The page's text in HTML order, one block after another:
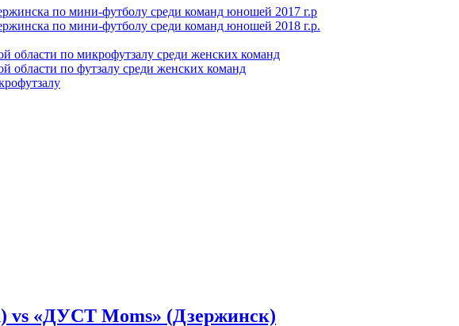
по мини-футболу среди команд юношей 2017 г.р
по мини-футболу среди команд юношей 2018 г.р.
области по микрофутзалу среди женских команд
области по футзалу среди женских команд
vs «ДУСТ Moms» (Дзержинск)